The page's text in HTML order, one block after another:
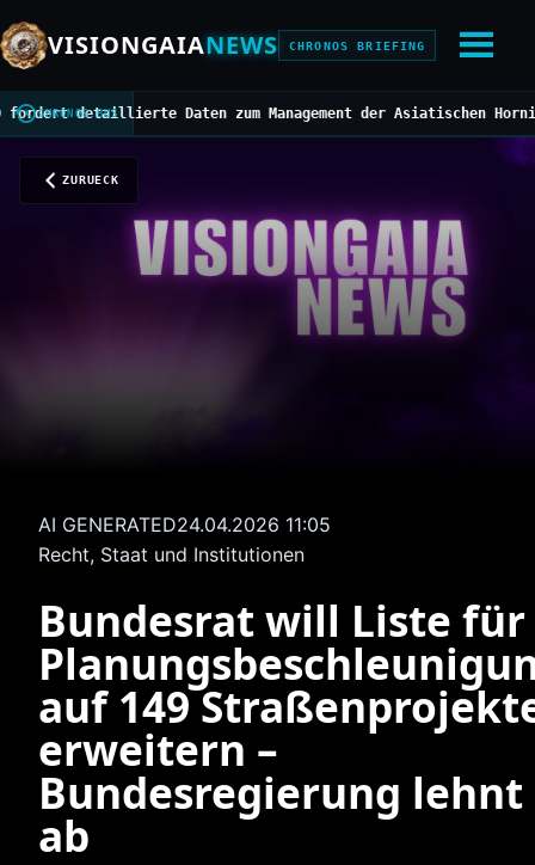
VISIONGAIANEWS CHRONOS BRIEFING
CHRONOS BUS
detaillierte Daten zum Management der Asiatischen Hornisse///
ZURUECK
AI GENERATED24.04.2026 11:05
Recht, Staat und Institutionen
Bundesrat will Liste für
auf 149
erweitern –
Bundesregierung lehnt
ab